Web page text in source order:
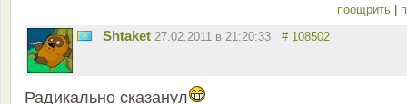
поощрить
Shtaket 27.02.2011 в 21:20:33 # 108502
Радикально сказанул